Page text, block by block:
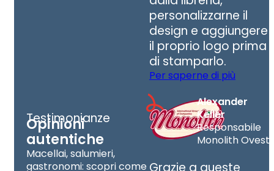
Testimonianze
Opinioni
autentiche
Macellai, salumieri,
gastronomi: scopri come
personalizzarne il
design e aggiungere
il proprio logo prima
di stamparlo.
Per saperne di più
Alexander
Keller
Responsabile
Monolith Ovest
Grazie a queste